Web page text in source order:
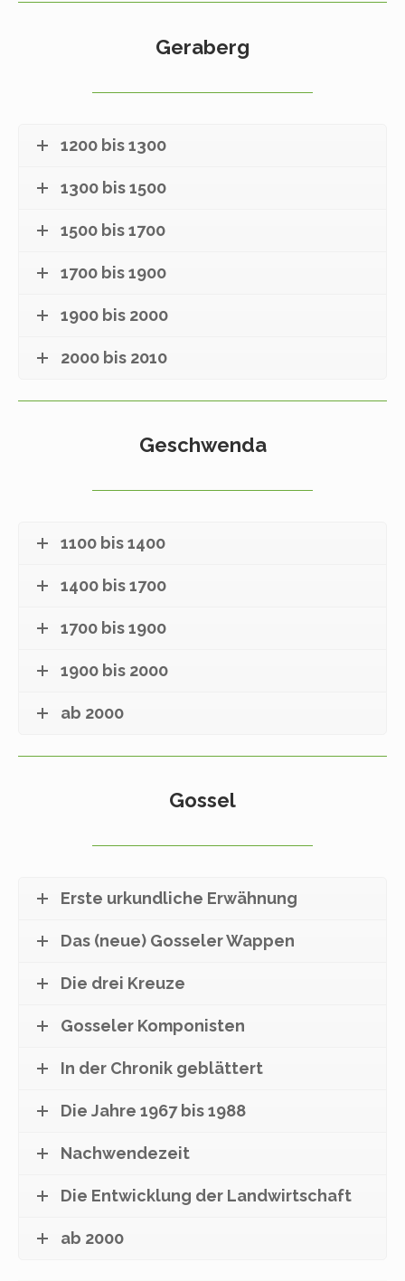
Geraberg
1200 bis 1300
1300 bis 1500
1500 bis 1700
1700 bis 1900
1900 bis 2000
2000 bis 2010
Geschwenda
1100 bis 1400
1400 bis 1700
1700 bis 1900
1900 bis 2000
ab 2000
Gossel
Erste urkundliche Erwähnung
Das (neue) Gosseler Wappen
Die drei Kreuze
Gosseler Komponisten
In der Chronik geblättert
Die Jahre 1967 bis 1988
Nachwendezeit
Die Entwicklung der Landwirtschaft
ab 2000